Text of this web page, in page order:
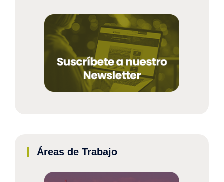
Áreas de Trabajo